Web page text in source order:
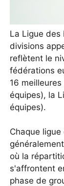
La Ligue des
divisions
reflètent le
fédérations
16
équipes), la
équipes).
Chaque
où la
s'affrontent
phase de